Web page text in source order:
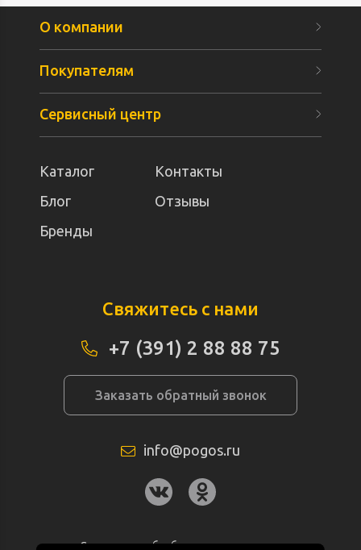
О компании
Покупателям
Сервисный центр
Каталог
Контакты
Блог
Отзывы
Бренды
Свяжитесь с нами
+7 (391) 2 88 88 75
Заказать обратный звонок
info@pogos.ru
Согласие на обработку персональных